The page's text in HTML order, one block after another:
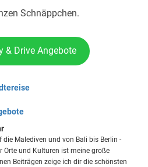
Schnäppchen.
& Drive Angebote
Malediven und von Bali bis Berlin -
Orte und Kulturen ist meine große
Beiträgen zeige ich dir die schönsten